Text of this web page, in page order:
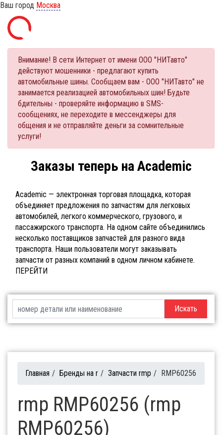
Ваш город Москва
Внимание! В сети Интернет от имени ООО "НИТавто"
действуют мошенники - предлагают купить
автомобильные шины. Сообщаем вам - ООО "НИТавто" не
занимается реализацией автомобильных шин! Будьте
бдительны - проверяйте информацию в SMS-
сообщениях, не переходите в мессенджеры для
общения и не отправляйте деньги за сомнительные
услуги!
Заказы теперь на Academic
Academic — электронная торговая площадка, которая
объединяет предложения по запчастям для легковых
автомобилей, легкого коммерческого, грузового, и
пассажирского транспорта. На одном сайте объединились
несколько поставщиков запчастей для разного вида
транспорта. Наши пользователи могут заказывать
запчасти от разных компаний в одном личном кабинете.
ПЕРЕЙТИ
Искать
Главная / Бренды на r / Запчасти rmp / RMP60256
rmp RMP60256 (rmp
RMP60256)